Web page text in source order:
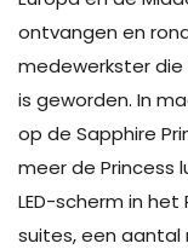
ontvangen en
medewerkster
is geworden. In
op de Sapphire
meer de Princess
LED-scherm in
suites, een aantal